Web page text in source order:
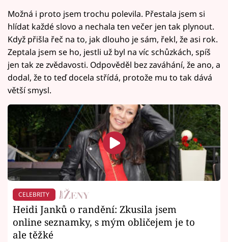
Možná i proto jsem trochu polevila. Přestala jsem si
hlídat každé slovo a nechala ten večer jen tak plynout.
Když přišla řeč na to, jak dlouho je sám, řekl, že asi rok.
Zeptala jsem se ho, jestli už byl na víc schůzkách, spíš
jen tak ze zvědavosti. Odpověděl bez zaváhání, že ano, a
dodal, že to teď docela střídá, protože mu to tak dává
větší smysl.
CELEBRITY
Heidi Janků o randění: Zkusila jsem
online seznamky, s mým obličejem je to
ale těžké